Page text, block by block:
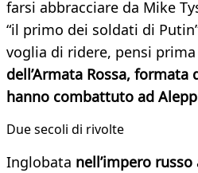
farsi abbracciare da Mike
“il primo dei soldati di
voglia di ridere, pensi prima
dell’Armata Rossa, formata
hanno combattuto ad
Due secoli di rivolte
Inglobata nell’impero russo